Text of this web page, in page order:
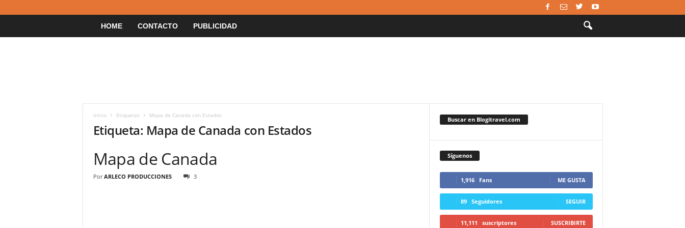
HOME CONTACTO PUBLICIDAD
Inicio Etiquetas Mapa de Canada con Estados
Etiqueta: Mapa de Canada con Estados
Mapa de Canada
Por ARLECO PRODUCCIONES 3
Buscar en Blogitravel.com
Síguenos
1,916 Fans ME GUSTA
89 Seguidores SEGUIR
11,111 suscriptores SUSCRIBIRTE